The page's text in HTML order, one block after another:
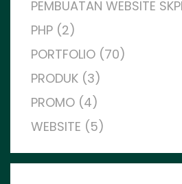
PEMBUATAN WEBSITE
PHP (2)
PORTFOLIO (70)
PRODUK (3)
PROMO (4)
WEBSITE (5)